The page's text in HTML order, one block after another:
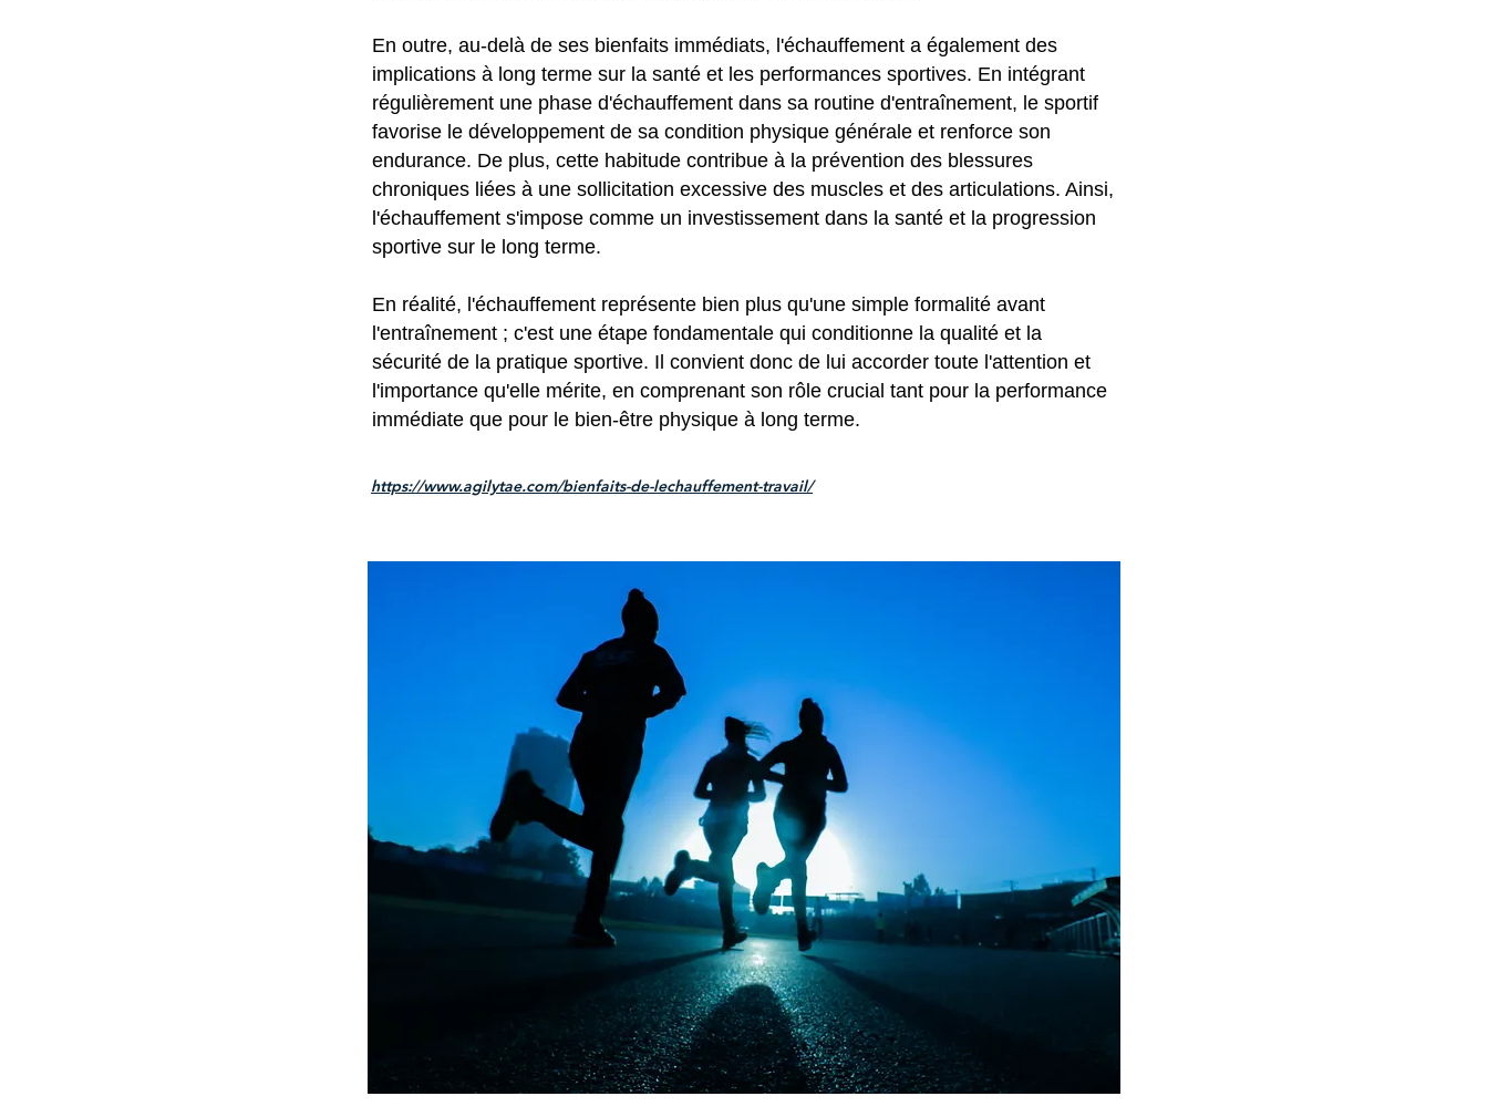
En outre, au-delà de ses bienfaits immédiats, l'échauffement a également des
implications à long terme sur la santé et les performances sportives. En intégrant
régulièrement une phase d'échauffement dans sa routine d'entraînement, le sportif
favorise le développement de sa condition physique générale et renforce son
endurance. De plus, cette habitude contribue à la prévention des blessures
chroniques liées à une sollicitation excessive des muscles et des articulations. Ainsi,
l'échauffement s'impose comme un investissement dans la santé et la progression
sportive sur le long terme.
En réalité, l'échauffement représente bien plus qu'une simple formalité avant
l'entraînement ; c'est une étape fondamentale qui conditionne la qualité et la
sécurité de la pratique sportive. Il convient donc de lui accorder toute l'attention et
l'importance qu'elle mérite, en comprenant son rôle crucial tant pour la performance
immédiate que pour le bien-être physique à long terme.
https://www.agilytae.com/bienfaits-de-lechauffement-travail/